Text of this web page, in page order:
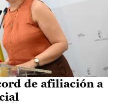
de afiliación a